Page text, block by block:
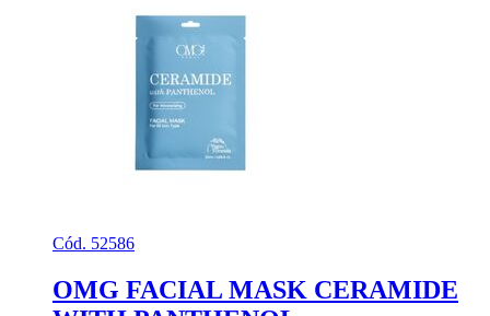
Cód. 52586
OMG FACIAL MASK CERAMIDE